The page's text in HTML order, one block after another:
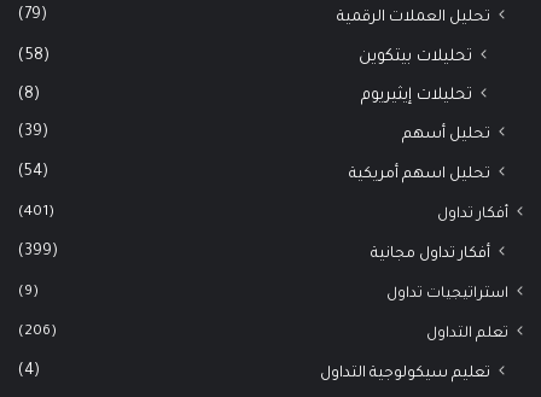
تحليل العملات الرقمية (79)
تحليلات بيتكوين (58)
تحليلات إيثيريوم (8)
تحليل أسهم (39)
تحليل اسهم أمريكية (54)
أفكار تداول (401)
أفكار تداول مجانية (399)
استراتيجيات تداول (9)
تعلم التداول (206)
تعليم سيكولوجية التداول (4)